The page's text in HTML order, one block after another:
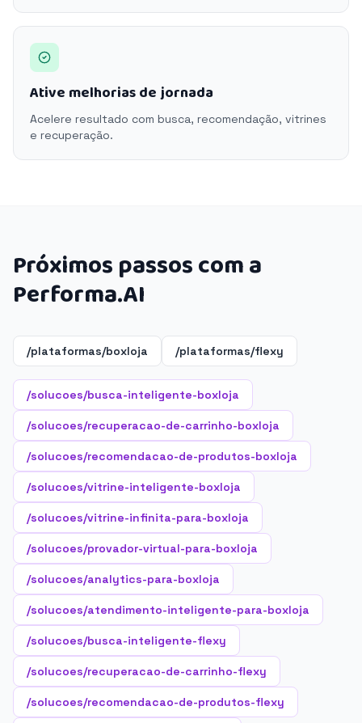
Ative melhorias de jornada
Acelere resultado com busca, recomendação, vitrines
e recuperação.
Próximos passos com a
Performa.AI
/plataformas/boxloja /plataformas/flexy
/solucoes/busca-inteligente-boxloja
/solucoes/recuperacao-de-carrinho-boxloja
/solucoes/recomendacao-de-produtos-boxloja
/solucoes/vitrine-inteligente-boxloja
/solucoes/vitrine-infinita-para-boxloja
/solucoes/provador-virtual-para-boxloja
/solucoes/analytics-para-boxloja
/solucoes/atendimento-inteligente-para-boxloja
/solucoes/busca-inteligente-flexy
/solucoes/recuperacao-de-carrinho-flexy
/solucoes/recomendacao-de-produtos-flexy